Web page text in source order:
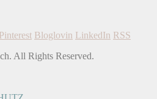
Pinterest Bloglovin LinkedIn RSS
All Rights Reserved.